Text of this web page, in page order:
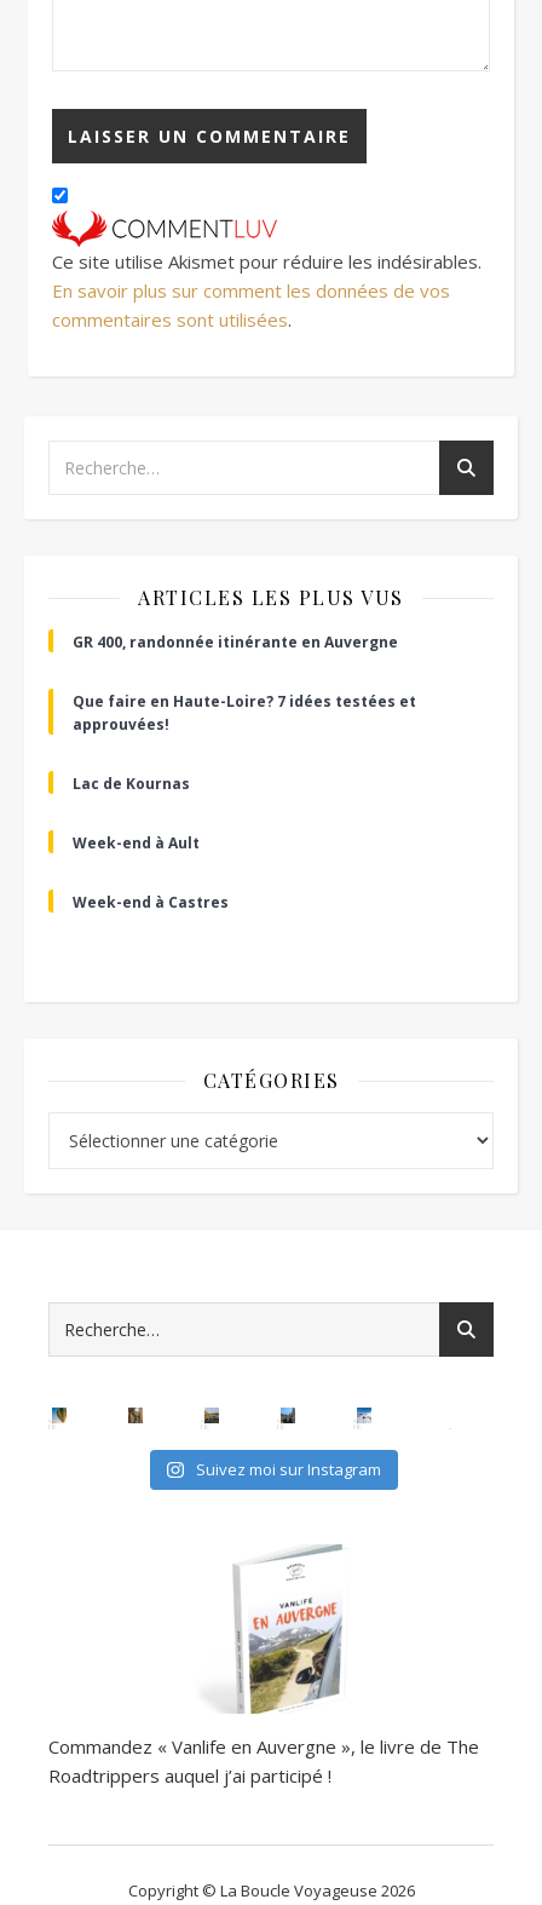
Ce site utilise Akismet pour réduire les indésirables.
En savoir plus sur comment les données de vos
commentaires sont utilisées.
ARTICLES LES PLUS VUS
GR 400, randonnée itinérante en Auvergne
Que faire en Haute-Loire? 7 idées testées et
approuvées!
Lac de Kournas
Week-end à Ault
Week-end à Castres
CATÉGORIES
Suivez moi sur Instagram
Commandez « Vanlife en Auvergne », le livre de The
Roadtrippers auquel j’ai participé !
Copyright © La Boucle Voyageuse 2026